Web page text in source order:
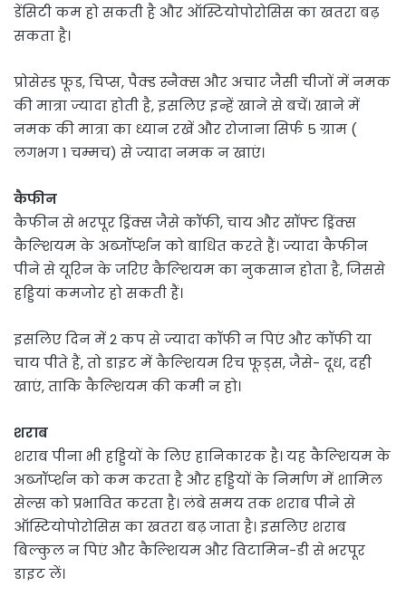
डेंसिटी कम हो सकती है और ऑस्टियोपोरोसिस का खतरा बढ़
सकता है।
प्रोसेस्ड फूड, चिप्स, पैक्ड स्नैक्स और अचार जैसी चीजों में नमक
की मात्रा ज्यादा होती है, इसलिए इन्हें खाने से बचें। खाने में
नमक की मात्रा का ध्यान रखें और रोजाना सिर्फ 5 ग्राम (
लगभग 1 चम्मच) से ज्यादा नमक न खाएं।
कैफीन
कैफीन से भरपूर ड्रिंक्स जैसे कॉफी, चाय और सॉफ्ट ड्रिंक्स
कैल्शियम के अब्जॉर्प्शन को बाधित करते हैं। ज्यादा कैफीन
पीने से यूरिन के जरिए कैल्शियम का नुकसान होता है, जिससे
हड्डियां कमजोर हो सकती हैं।
इसलिए दिन में 2 कप से ज्यादा कॉफी न पिएं और कॉफी या
चाय पीते हैं, तो डाइट में कैल्शियम रिच फूड्स, जैसे- दूध, दही
खाएं, ताकि कैल्शियम की कमी न हो।
शराब
शराब पीना भी हड्डियों के लिए हानिकारक है। यह कैल्शियम के
अब्जॉर्प्शन को कम करता है और हड्डियों के निर्माण में शामिल
सेल्स को प्रभावित करता है। लंबे समय तक शराब पीने से
ऑस्टियोपोरोसिस का खतरा बढ़ जाता है। इसलिए शराब
बिल्कुल न पिएं और कैल्शियम और विटामिन-डी से भरपूर
डाइट लें।